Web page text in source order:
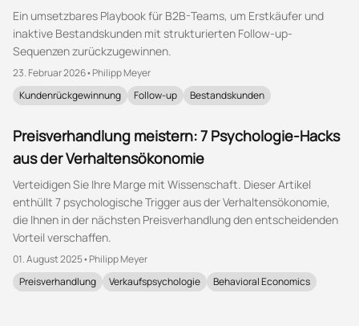
Ein umsetzbares Playbook für B2B-Teams, um Erstkäufer und
inaktive Bestandskunden mit strukturierten Follow-up-
Sequenzen zurückzugewinnen.
23. Februar 2026•Philipp Meyer
Kundenrückgewinnung
Follow-up Bestandskunden
Preisverhandlung meistern: 7 Psychologie-Hacks
aus der Verhaltensökonomie
Verteidigen Sie Ihre Marge mit Wissenschaft. Dieser Artikel
enthüllt 7 psychologische Trigger aus der Verhaltensökonomie,
die Ihnen in der nächsten Preisverhandlung den entscheidenden
Vorteil verschaffen.
01. August 2025•Philipp Meyer
Preisverhandlung
Verkaufspsychologie Behavioral Economics